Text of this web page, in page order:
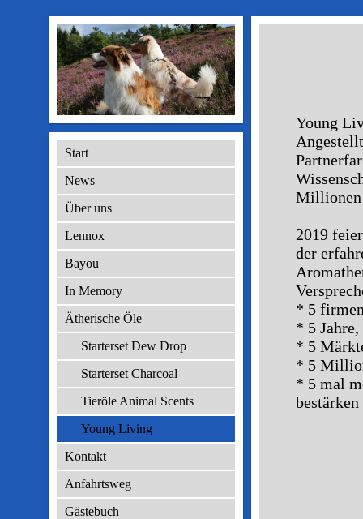
Start
News
Über uns
Lennox
Bayou
In Memory
Ätherische Öle
Starterset Dew Drop
Starterset Charcoal
Tieröle Animal Scents
Young Living
Kontakt
Anfahrtsweg
Gästebuch
Young
2019
der
* 5
* 5
* 5
* 5
* 5 mal
bestärken